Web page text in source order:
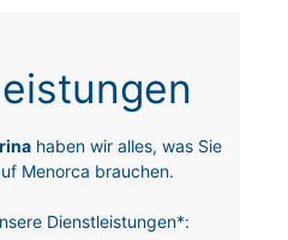
haben wir alles, was Sie
Menorca brauchen.
Dienstleistungen*: